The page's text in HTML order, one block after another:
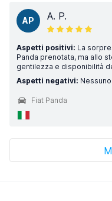
AP A. P.
Aspetti positivi: La
Panda prenotata, ma allo
gentilezza e disponibilità
Aspetti negativi: Nessuno
Fiat Panda